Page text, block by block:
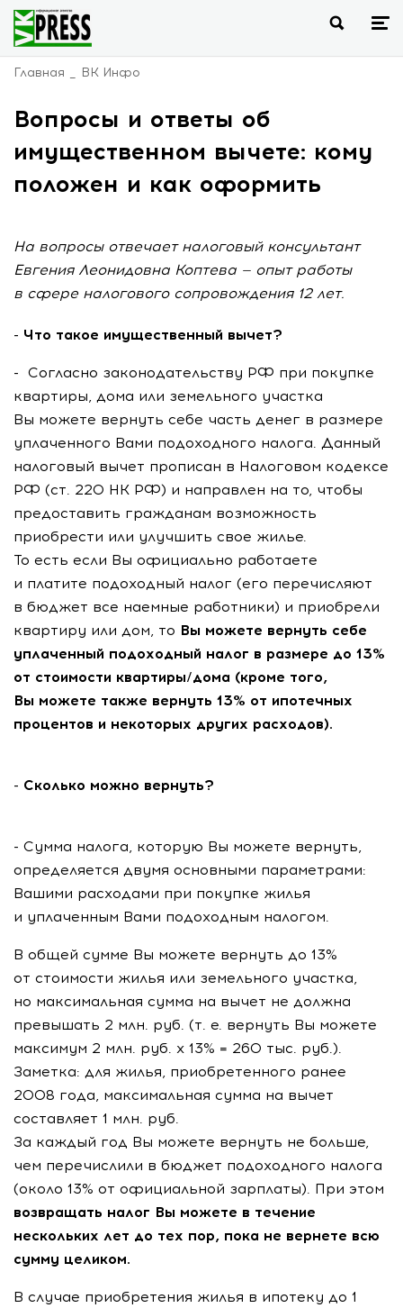
Главная ВК Инфо
Вопросы и ответы об
имущественном вычете: кому
положен и как оформить
На вопросы отвечает налоговый консультант
Евгения Леонидовна Коптева — опыт работы
в сфере налогового сопровождения 12 лет.
- Что такое имущественный вычет?
- Согласно законодательству РФ при покупке
квартиры, дома или земельного участка
Вы можете вернуть себе часть денег в размере
уплаченного Вами подоходного налога. Данный
налоговый вычет прописан в Налоговом кодексе
РФ (ст. 220 НК РФ) и направлен на то, чтобы
предоставить гражданам возможность
приобрести или улучшить свое жилье.
То есть если Вы официально работаете
и платите подоходный налог (его перечисляют
в бюджет все наемные работники) и приобрели
квартиру или дом, то Вы можете вернуть себе
уплаченный подоходный налог в размере до 13%
от стоимости квартиры/дома (кроме того,
Вы можете также вернуть 13% от ипотечных
процентов и некоторых других расходов).
- Сколько можно вернуть?
- Сумма налога, которую Вы можете вернуть,
определяется двумя основными параметрами:
Вашими расходами при покупке жилья
и уплаченным Вами подоходным налогом.
В общей сумме Вы можете вернуть до 13%
от стоимости жилья или земельного участка,
но максимальная сумма на вычет не должна
превышать 2 млн. руб. (т. е. вернуть Вы можете
максимум 2 млн. руб. x 13% = 260 тыс. руб.).
Заметка: для жилья, приобретенного ранее
2008 года, максимальная сумма на вычет
составляет 1 млн. руб.
За каждый год Вы можете вернуть не больше,
чем перечислили в бюджет подоходного налога
(около 13% от официальной зарплаты). При этом
возвращать налог Вы можете в течение
нескольких лет до тех пор, пока не вернете всю
сумму целиком.
В случае приобретения жилья в ипотеку до 1